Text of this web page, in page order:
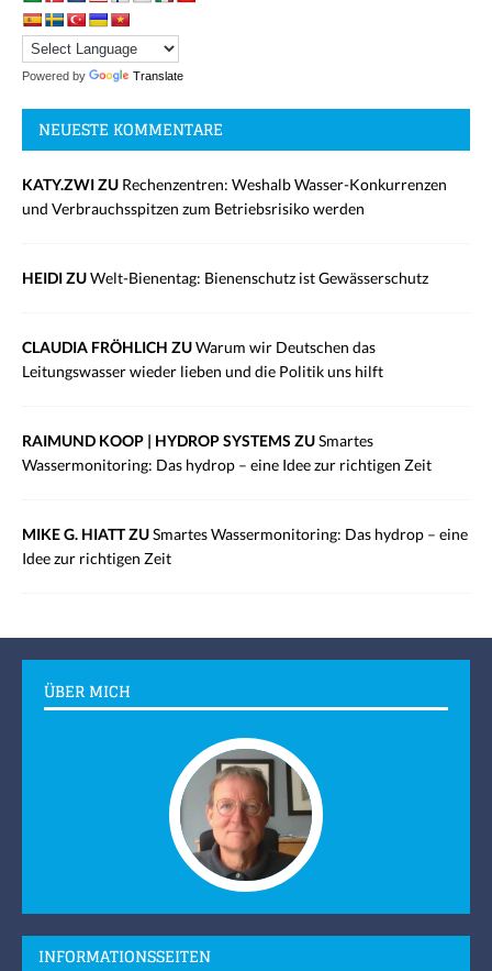
Powered by Translate
NEUESTE KOMMENTARE
KATY.ZWI ZU Rechenzentren: Weshalb Wasser-Konkurrenzen
und Verbrauchsspitzen zum Betriebsrisiko werden
HEIDI ZUWelt-Bienentag: Bienenschutz ist Gewässerschutz
CLAUDIA FRÖHLICH ZUWarum wir Deutschen das
Leitungswasser wieder lieben und die Politik uns hilft
RAIMUND KOOP | HYDROP SYSTEMS ZUSmartes
Wassermonitoring: Das hydrop – eine Idee zur richtigen Zeit
MIKE G. HIATT ZUSmartes Wassermonitoring: Das hydrop – eine
Idee zur richtigen Zeit
ÜBER MICH
INFORMATIONSSEITEN